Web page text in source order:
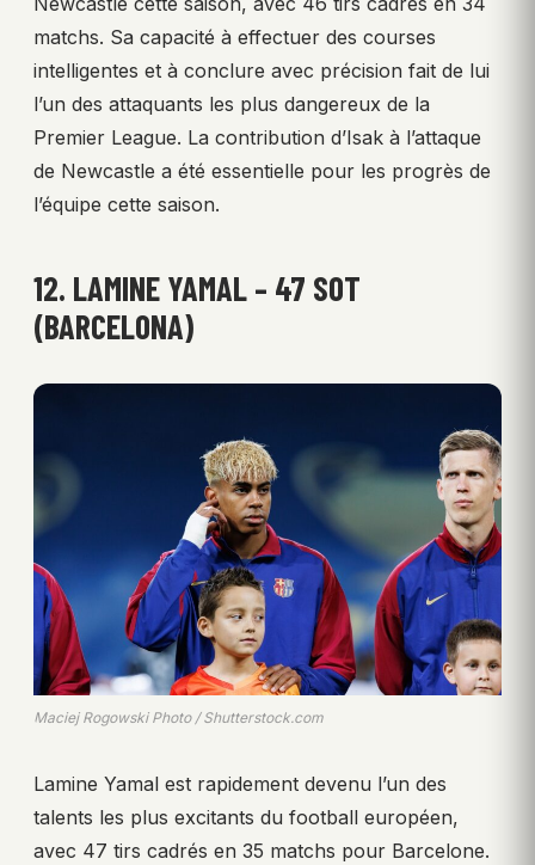
matchs. Sa capacité à effectuer des courses
intelligentes et à conclure avec précision fait de lui
l’un des attaquants les plus dangereux de la
Premier League. La contribution d’Isak à l’attaque
de Newcastle a été essentielle pour les progrès de
l’équipe cette saison.
12. LAMINE YAMAL – 47 SOT
(BARCELONA)
Maciej Rogowski Photo / Shutterstock.com
Lamine Yamal est rapidement devenu l’un des
talents les plus excitants du football européen,
avec 47 tirs cadrés en 35 matchs pour Barcelone.